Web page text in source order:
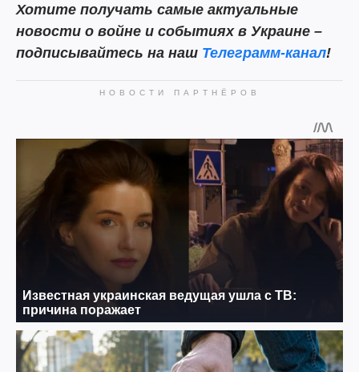
Хотите получать самые актуальные
новости о войне и событиях в Украине –
подписывайтесь на наш Телеграмм-канал!